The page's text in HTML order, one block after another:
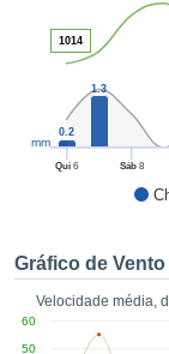
sem
custo.
a
o
no
como
Qui 6 Sáb8
mm
0.2
1.3
1014
Gráfico de Vento
Velocidade média,
50
60